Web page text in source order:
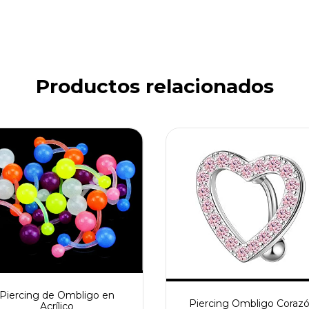
Productos relacionados
Piercing de Ombligo en
Acrílico
Piercing Ombligo